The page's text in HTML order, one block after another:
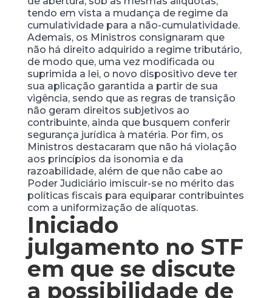
tendo em vista a mudança de regime da
cumulatividade para a não-cumulatividade.
Ademais, os Ministros consignaram que
não há direito adquirido a regime tributário,
de modo que, uma vez modificada ou
suprimida a lei, o novo dispositivo deve ter
sua aplicação garantida a partir de sua
vigência, sendo que as regras de transição
não geram direitos subjetivos ao
contribuinte, ainda que busquem conferir
segurança jurídica à matéria. Por fim, os
Ministros destacaram que não há violação
aos princípios da isonomia e da
razoabilidade, além de que não cabe ao
Poder Judiciário imiscuir-se no mérito das
políticas fiscais para equiparar contribuintes
com a uniformização de alíquotas.
Iniciado
julgamento no STF
em que se discute
a possibilidade de